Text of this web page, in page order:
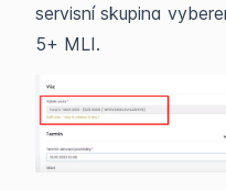
servisní skupina
5+ MLI.